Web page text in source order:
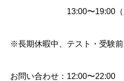
13:00〜19:00（土
※長期休暇中、テスト・受験前
お問い合わせ：12:00〜22:00